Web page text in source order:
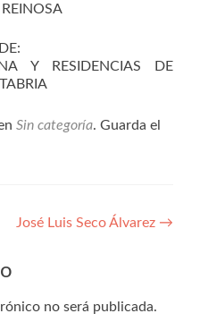
Y RESIDENCIAS DE
Sin categoría. Guarda el
José Luis Seco Álvarez →
no será publicada.